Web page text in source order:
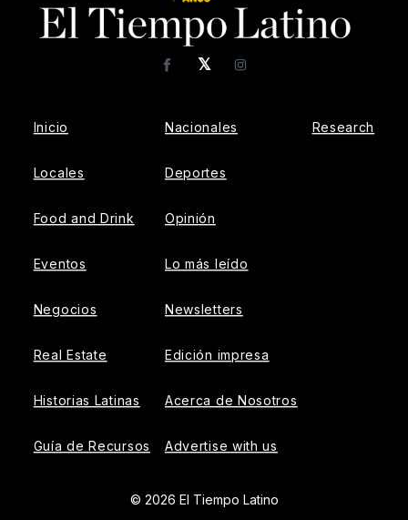
𝕏
FacebookInstagram
Inicio
Locales
Food and Drink
Eventos
Negocios
Real Estate
Historias Latinas
Guía de Recursos
Nacionales
Deportes
Opinión
Lo más leído
Newsletters
Edición impresa
Acerca de Nosotros
Advertise with us
Research
© 2026 El Tiempo Latino